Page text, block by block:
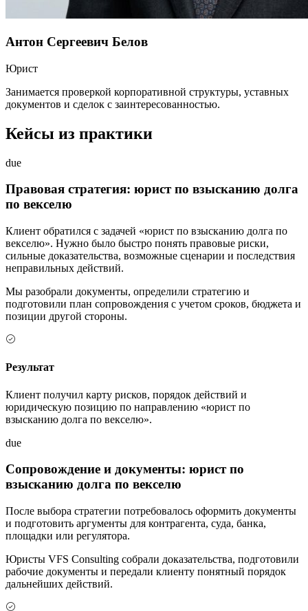
Антон Сергеевич Белов
Юрист
Занимается проверкой корпоративной структуры, уставных
документов и сделок с заинтересованностью.
Кейсы из практики
due
Правовая стратегия: юрист по взысканию долга
по векселю
Клиент обратился с задачей «юрист по взысканию долга по
векселю». Нужно было быстро понять правовые риски,
сильные доказательства, возможные сценарии и последствия
неправильных действий.
Мы разобрали документы, определили стратегию и
подготовили план сопровождения с учетом сроков, бюджета и
позиции другой стороны.
Результат
Клиент получил карту рисков, порядок действий и
юридическую позицию по направлению «юрист по
взысканию долга по векселю».
due
Сопровождение и документы: юрист по
взысканию долга по векселю
После выбора стратегии потребовалось оформить документы
и подготовить аргументы для контрагента, суда, банка,
площадки или регулятора.
Юристы VFS Consulting собрали доказательства, подготовили
рабочие документы и передали клиенту понятный порядок
дальнейших действий.